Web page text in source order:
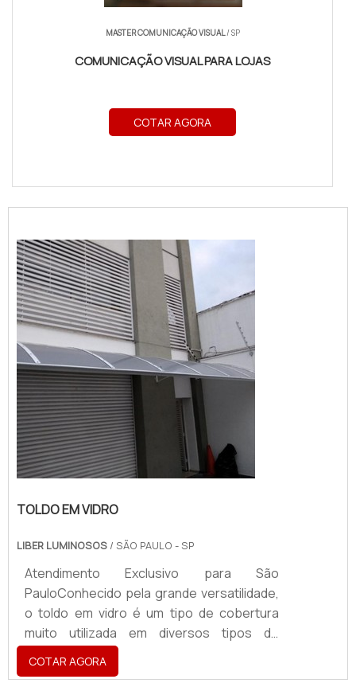
MASTER COMUNICAÇÃO VISUAL/ SP
COMUNICAÇÃO VISUAL PARA LOJAS
COTAR AGORA
TOLDO EM VIDRO
LIBER LUMINOSOS / SÃO PAULO - SP
Atendimento Exclusivo para São
PauloConhecido pela grande versatilidade,
o toldo em vidro é um tipo de cobertura
muito utilizada em diversos tipos de
estabelecimentos e pode proteger
pessoas e objetos contra a ação da chuva,
COTAR AGORA